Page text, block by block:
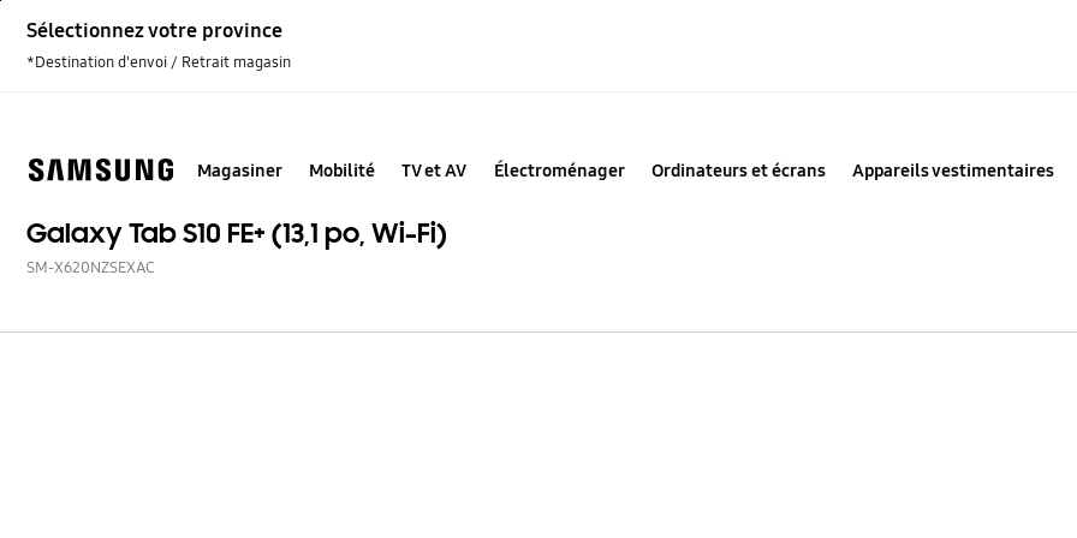
content
Sélectionnez votre province
*Destination d'envoi / Retrait magasin
Magasiner Mobilité TV et AV Électroménager Ordinateurs et écrans Appareils vestimentaires
Galaxy Tab S10 FE+ (13,1 po, Wi-Fi)
SM-X620NZSEXAC